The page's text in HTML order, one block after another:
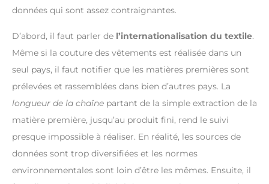
données qui sont assez contraignantes.
D’abord, il faut parler de l’internationalisation du textile.
Même si la couture des vêtements est réalisée dans un
seul pays, il faut notifier que les matières premières sont
prélevées et rassemblées dans bien d’autres pays. La
longueur de la chaîne partant de la simple extraction de la
matière première, jusqu’au produit fini, rend le suivi
presque impossible à réaliser. En réalité, les sources de
données sont trop diversifiées et les normes
environnementales sont loin d’être les mêmes. Ensuite, il